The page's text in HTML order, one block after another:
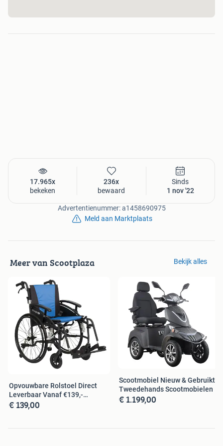
17.965x
bekeken
236x
bewaard
Sinds
1 nov '22
Advertentienummer: a1458690975
Meld aan Marktplaats
Meer van Scootplaza Bekijk alles
Opvouwbare Rolstoel Direct
Leverbaar Vanaf €139,-
(Nieuw)
€ 139,00
Scootmobiel Nieuw & Gebruikt,
Tweedehands Scootmobielen
€ 1.199,00